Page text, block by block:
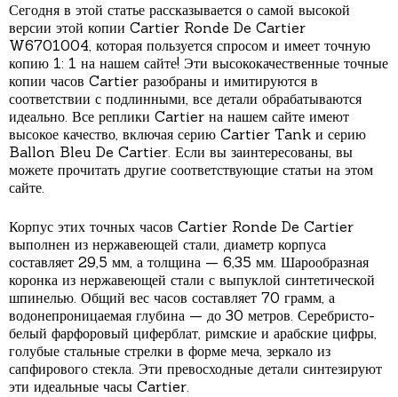
Сегодня в этой статье рассказывается о самой высокой
версии этой копии Cartier Ronde De Cartier
W6701004, которая пользуется спросом и имеет точную
копию 1: 1 на нашем сайте! Эти высококачественные точные
копии часов Cartier разобраны и имитируются в
соответствии с подлинными, все детали обрабатываются
идеально. Все реплики Cartier на нашем сайте имеют
высокое качество, включая серию Cartier Tank и серию
Ballon Bleu De Cartier. Если вы заинтересованы, вы
можете прочитать другие соответствующие статьи на этом
сайте.
Корпус этих точных часов Cartier Ronde De Cartier
выполнен из нержавеющей стали, диаметр корпуса
составляет 29,5 мм, а толщина — 6,35 мм. Шарообразная
коронка из нержавеющей стали с выпуклой синтетической
шпинелью. Общий вес часов составляет 70 грамм, а
водонепроницаемая глубина — до 30 метров. Серебристо-
белый фарфоровый циферблат, римские и арабские цифры,
голубые стальные стрелки в форме меча, зеркало из
сапфирового стекла. Эти превосходные детали синтезируют
эти идеальные часы Cartier.